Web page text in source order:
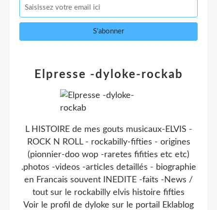
Elpresse -dyloke-rockab
L HISTOIRE de mes gouts musicaux-ELVIS -
ROCK N ROLL - rockabilly-fifties - origines
(pionnier-doo wop -raretes fifities etc etc)
.photos -videos -articles detaillés - biographie
en Francais souvent INEDITE -faits -News /
tout sur le rockabilly elvis histoire fifties
Voir le profil de dyloke sur le portail Eklablog